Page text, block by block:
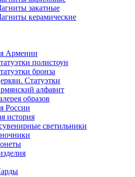
закатные
керамические
Армении
полистоун
бронза
Статуэтки
алфавит
образов
России
история
светильники